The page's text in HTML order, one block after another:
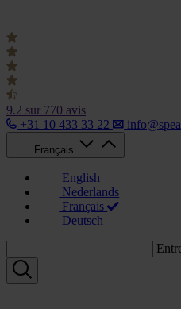
9.2 sur 770 avis
+31 10 433 33 22
Français
English
Nederlands
Français
Deutsch